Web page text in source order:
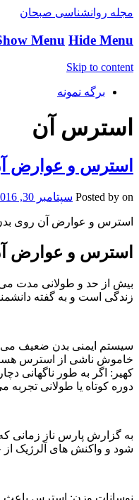
مجله روانشناسی صبحان
Menu Hide Menu
Skip to content
برگه نمونه
استرس آن
استرس و عوارض
Posted by on سپتامبر 30, 2016
استرس و عوارض آن روی
استرس و عوارض
بیش از حد و طولانی مدت می
زندگی است و به گفته
سیستم ایمنی بدن ضعیف
خاموش ناشی از استرس
کهیر: اگر به طور ناگهانی
دوره کوتاه یا طولانی
به گزارش پارس ناز زمانی
شود و واکنش های آلرژیک از
نوسانات وزن: استرس باعث